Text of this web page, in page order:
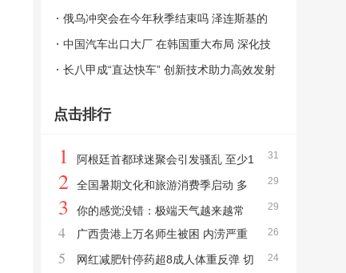
俄乌冲突会在今年秋季结束吗 泽连斯基的
希望与挑战
中国汽车出口大厂 在韩国重大布局 深化技
术合作与市场拓展
长八甲成“直达快车” 创新技术助力高效发射
点击排行
31
1
阿根廷首都球迷聚会引发骚乱 至少1
9人被捕
29
2
全国暑期文化和旅游消费季启动 多
元供给激发市场活力
29
3
你的感觉没错：极端天气越来越常
见了 全球变暖加剧趋势
26
4
广西贵港上万名师生被困 内涝严重
影响生活
24
5
网红减肥针停药超8成人体重反弹 切